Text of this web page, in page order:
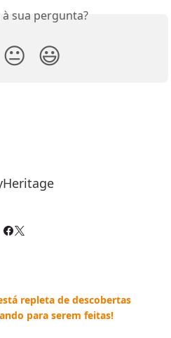
sua pergunta?
😐 😃
repleta de descobertas
para serem feitas!